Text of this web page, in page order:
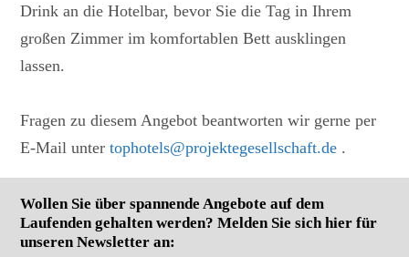
Drink an die Hotelbar, bevor Sie die Tag in Ihrem
großen Zimmer im komfortablen Bett ausklingen
lassen.
Fragen zu diesem Angebot beantworten wir gerne per
E-Mail untertophotels@projektegesellschaft.de .
Wollen Sie über spannende Angebote auf dem
Laufenden gehalten werden? Melden Sie sich hier für
unseren Newsletter an: